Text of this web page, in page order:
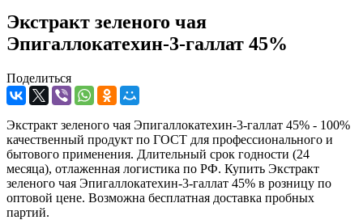
Экстракт зеленого чая
Эпигаллокатехин-3-галлат 45%
Поделиться
Экстракт зеленого чая Эпигаллокатехин-3-галлат 45% - 100%
качественный продукт по ГОСТ для профессионального и
бытового применения. Длительный срок годности (24
месяца), отлаженная логистика по РФ. Купить Экстракт
зеленого чая Эпигаллокатехин-3-галлат 45% в розницу по
оптовой цене. Возможна бесплатная доставка пробных
партий.